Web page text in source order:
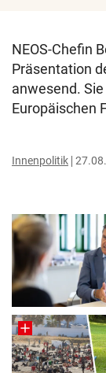
NEOS-Chefin
Präsentation
anwesend.
Europäischen
Innenpolitik